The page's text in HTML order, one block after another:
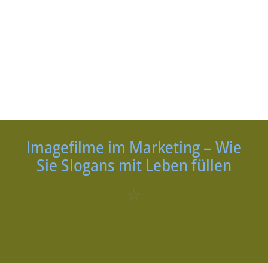
Imagefilme im Marketing – Wie
Sie Slogans mit Leben füllen